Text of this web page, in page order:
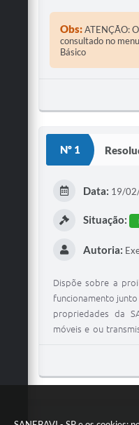
Obs:ATENÇÃO:
consultado no
Básico
Nº 1
Data: 19/
Situação:
Autoria:
Dispõe sobre a
funcionamento junto
propriedades da
móveis e ou